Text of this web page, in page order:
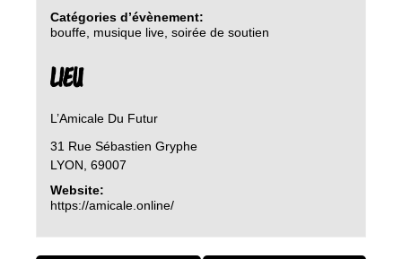
Catégories d’évènement:
bouffe, musique live, soirée de soutien
LIEU
L’Amicale Du Futur
31 Rue Sébastien Gryphe
LYON 69007
Website:
https://amicale.online/